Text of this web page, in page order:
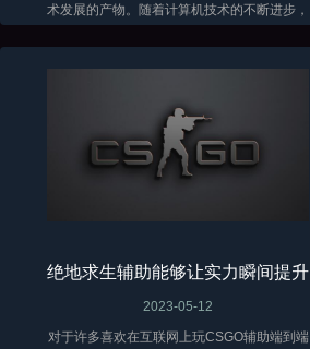
术发展的产物。随着计算机技术的不断进步，
绝地求生辅助能够让实力瞬间提升
2023-05-12
对于许多喜欢在互联网上玩CSGO辅助端到端